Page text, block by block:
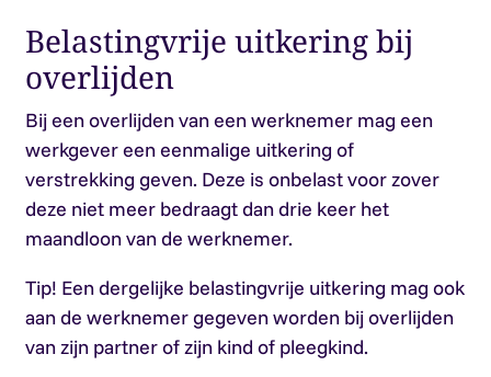
Belastingvrije uitkering bij
overlijden
Bij een overlijden van een werknemer mag een
werkgever een eenmalige uitkering of
verstrekking geven. Deze is onbelast voor zover
deze niet meer bedraagt dan drie keer het
maandloon van de werknemer.
Tip! Een dergelijke belastingvrije uitkering mag ook
aan de werknemer gegeven worden bij overlijden
van zijn partner of zijn kind of pleegkind.